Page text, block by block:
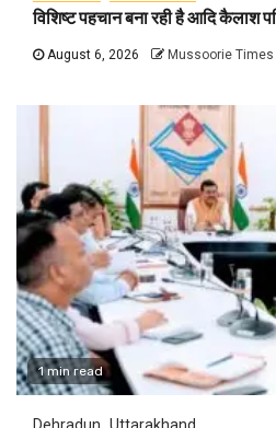
विशिष्ट पहचान बना रही है आदि कैलाश
August 6, 2026 Mussoorie Times
1 min read